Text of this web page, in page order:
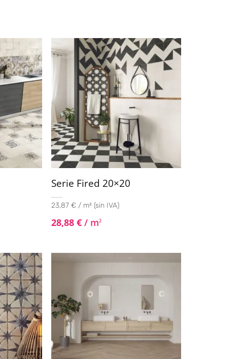
Serie Fired 20×20
23,87 € / m² (sin IVA)
28,88 €/ m2